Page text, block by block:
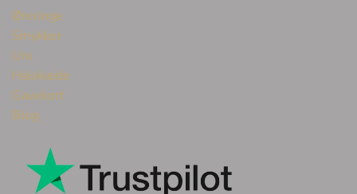
Øreringe
Smykker
Ure
Halskæde
Gavekort
Blog